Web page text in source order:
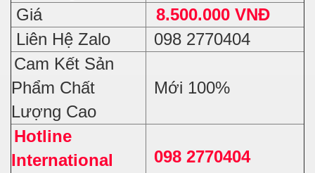
Giá
8.500.000 VNĐ
Liên Hệ Zalo
098 2770404
Cam Kết Sản
Phẩm Chất
Lượng Cao
Mới 100%
Hotline
International
098 2770404